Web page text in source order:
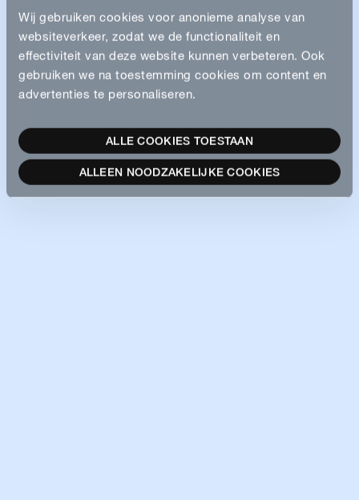
Wij gebruiken cookies voor anonieme analyse van
websiteverkeer, zodat we de functionaliteit en
effectiviteit van deze website kunnen verbeteren. Ook
gebruiken we na toestemming cookies om content en
advertenties te personaliseren.
ALLE COOKIES TOESTAAN
ALLEEN NOODZAKELIJKE COOKIES